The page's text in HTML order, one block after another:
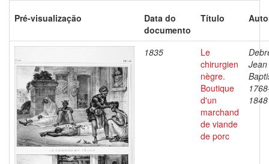
Pré-visualização
Data do
documento
Título
1835
Le
chirurgien
nègre.
Boutique
d'un
marchand
de viande
de porc
Jean
1848